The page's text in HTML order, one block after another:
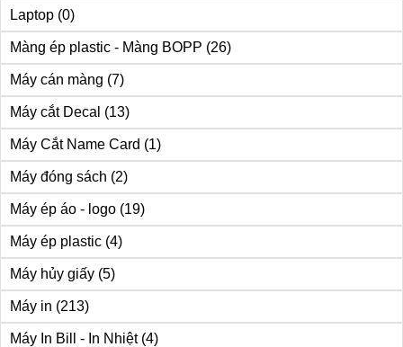
Laptop (0)
Màng ép plastic - Màng BOPP (26)
Máy cán màng (7)
Máy cắt Decal (13)
Máy Cắt Name Card (1)
Máy đóng sách (2)
Máy ép áo - logo (19)
Máy ép plastic (4)
Máy hủy giấy (5)
Máy in (213)
Máy In Bill - In Nhiệt (4)